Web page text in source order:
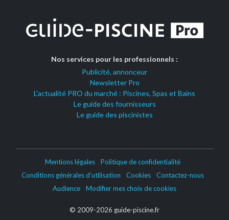
Nos services pour les professionnels :
Publicité, annonceur
Newsletter Pro
L'actualité PRO du marché : Piscines, Spas et Bains
Le guide des fournisseurs
Le guide des piscinistes
Mentions légales
Politique de confidentialité
Conditions générales d’utilisation
Cookies
Contactez-nous
Audience
Modifier mes choix de cookies
© 2009-2026 guide-piscine.fr